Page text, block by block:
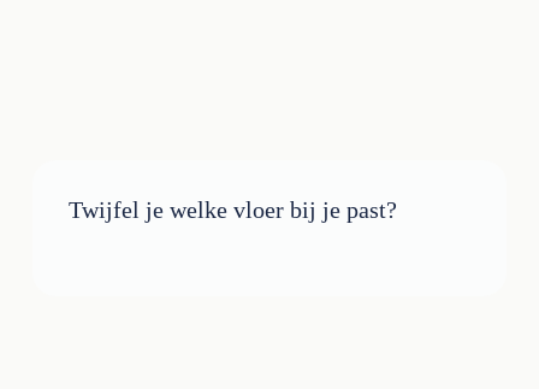
Twijfel je welke vloer bij je past?